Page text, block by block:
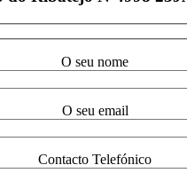
O seu nome
O seu email
Contacto Telefónico